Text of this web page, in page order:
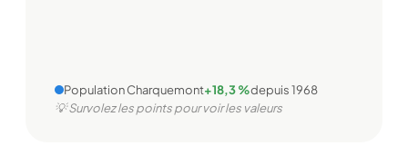
Population Charquemont+18,3 %depuis 1968
💡 Survolez les points pour voir les valeurs